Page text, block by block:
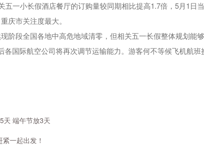
五一小长假酒店餐厅的订购量较同期相比提高1.7倍，5月1日
庆市关注度最大。
阶段全国各地中高危地域清零，但相关五一长假整体规划能
国际航空公司将再次调节运输能力。游客何不等候飞机航班
天 端午节放3天
一起出发！